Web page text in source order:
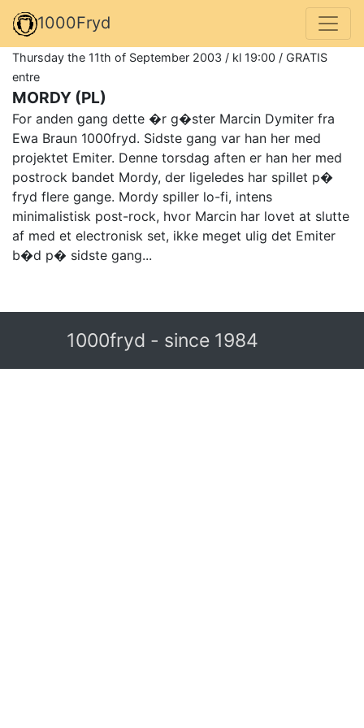
1000Fryd
Thursday the 11th of September 2003 / kl 19:00 / GRATIS
entre
MORDY (PL)
For anden gang dette �r g�ster Marcin Dymiter fra
Ewa Braun 1000fryd. Sidste gang var han her med
projektet Emiter. Denne torsdag aften er han her med
postrock bandet Mordy, der ligeledes har spillet p�
fryd flere gange. Mordy spiller lo-fi, intens
minimalistisk post-rock, hvor Marcin har lovet at slutte
af med et electronisk set, ikke meget ulig det Emiter
b�d p� sidste gang...
1000fryd - since 1984